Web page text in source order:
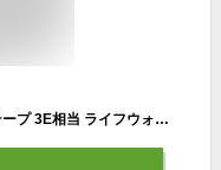
[アシックスウォーキング] スニーカー 面テープ 3E相当 ライフウォーカー101 メンズ ブラック/チャコールグレー 26.0 cm 3E